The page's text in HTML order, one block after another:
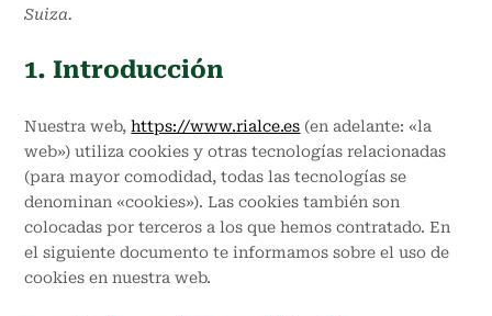
Suiza.
1. Introducción
Nuestra web,https://www.rialce.es (en adelante: «la
web») utiliza cookies y otras tecnologías relacionadas
(para mayor comodidad, todas las tecnologías se
denominan «cookies»). Las cookies también son
colocadas por terceros a los que hemos contratado. En
el siguiente documento te informamos sobre el uso de
cookies en nuestra web.